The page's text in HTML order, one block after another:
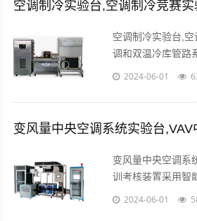
空调制冷实验台,空调制冷竞赛实
空调制冷实验台,
调和双温冷库管路
抽真空、充注制冷
2024-06-01
变风量中央空调系
训考核装置采用智
水流量控制（流量
2024-06-01